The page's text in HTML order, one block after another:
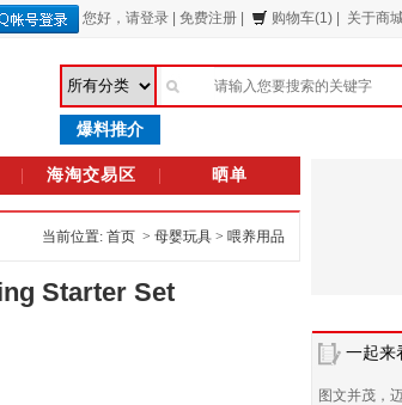
您好， 请登录 免费注册 购物车(1) 关于商
爆料推介
海淘交易区 晒单
当前位置: 首页 > 母婴玩具 > 喂养用品
Starter Set
一起来
图文并茂，